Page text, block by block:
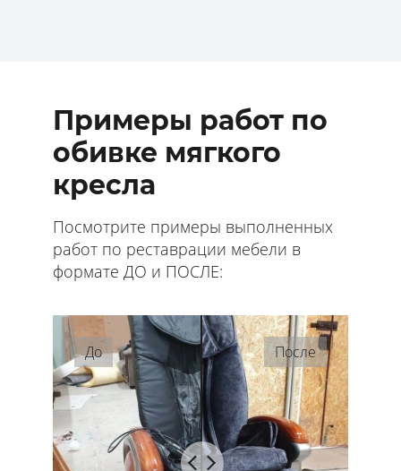
Примеры работ по
обивке мягкого
кресла
Посмотрите примеры выполненных
работ по реставрации мебели в
формате ДО и ПОСЛЕ:
До После